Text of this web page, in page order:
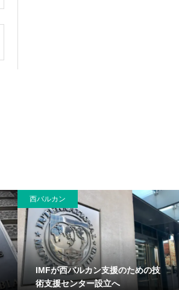
西バルカン
IMFが西バルカン支援のための技
術支援センター設立へ